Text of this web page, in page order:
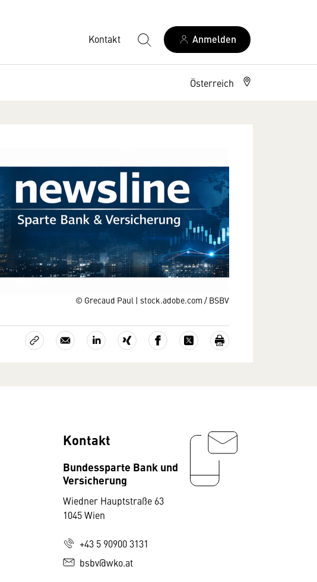
Kontakt Anmelden
Österreich
© Grecaud Paul | stock.adobe.com / BSBV
Kontakt
Bundessparte Bank und
Versicherung
Wiedner Hauptstraße 63
1045 Wien
+43 5 90900 3131
bsbv@wko.at